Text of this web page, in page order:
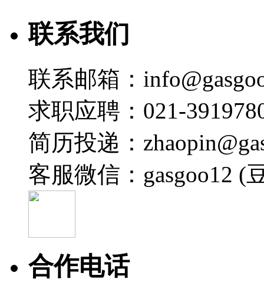
联系我们
联系邮箱：
求职应聘：021-
简历投递：
客服微信：gasgoo12 (
合作电话